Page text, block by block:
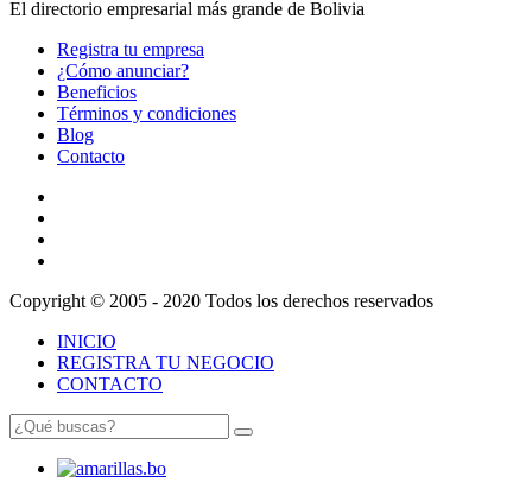
El directorio empresarial más grande de Bolivia
Registra tu empresa
¿Cómo anunciar?
Beneficios
Términos y condiciones
Blog
Contacto
Copyright © 2005 - 2020 Todos los derechos reservados
INICIO
REGISTRA TU NEGOCIO
CONTACTO